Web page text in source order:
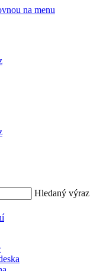
na menu
Hledaný výraz